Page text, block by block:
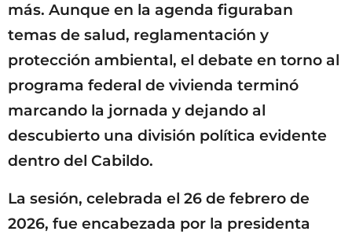
más. Aunque en la agenda figuraban
temas de salud, reglamentación y
protección ambiental, el debate en torno al
programa federal de vivienda terminó
marcando la jornada y dejando al
descubierto una división política evidente
dentro del Cabildo.
La sesión, celebrada el 26 de febrero de
2026, fue encabezada por la presidenta